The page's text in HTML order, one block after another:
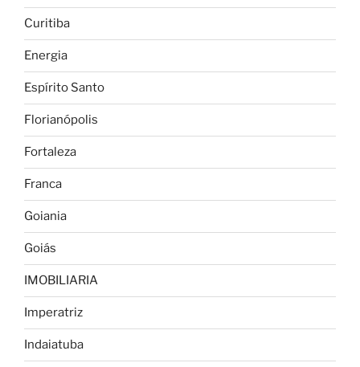
Curitiba
Energia
Espírito Santo
Florianópolis
Fortaleza
Franca
Goiania
Goiás
IMOBILIARIA
Imperatriz
Indaiatuba